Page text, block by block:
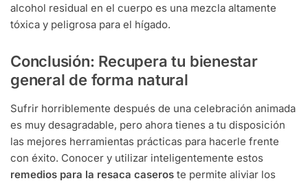
alcohol residual en el cuerpo es una mezcla altamente
tóxica y peligrosa para el hígado.
Conclusión: Recupera tu bienestar
general de forma natural
Sufrir horriblemente después de una celebración animada
es muy desagradable, pero ahora tienes a tu disposición
las mejores herramientas prácticas para hacerle frente
con éxito. Conocer y utilizar inteligentemente estos
remedios para la resaca caseros te permite aliviar los